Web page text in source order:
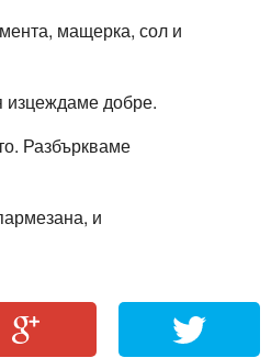
мащерка, сол и
изцеждаме добре.
Разбъркваме
и